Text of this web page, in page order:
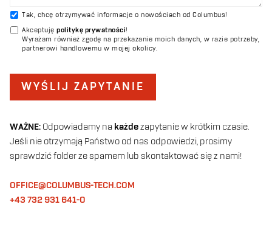
WAŻNE: Odpowiadamy na każdezapytanie w krótkim czasie.
Jeśli nie otrzymają Państwo od nas odpowiedzi, prosimy
sprawdzić folder ze spamem lub skontaktować się z nami!
OFFICE@COLUMBUS-TECH.COM
+43 732 931 641-0
Tak, chcę otrzymywać informacje o nowościach od Columbus!
Akceptuję politykę prywatności!
Wyrażam również zgodę na przekazanie moich danych, w razie potrzeby,
partnerowi handlowemu w mojej okolicy.
WYŚLIJ ZAPYTANIE